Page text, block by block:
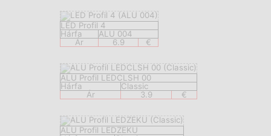
LED Profil 4
Hárfa
ALU 004
Ár
6.9 €
ALU Profil LEDCLSH 00
Hárfa
Classic
Ár
3.9 €
ALU Profil LEDZEKU